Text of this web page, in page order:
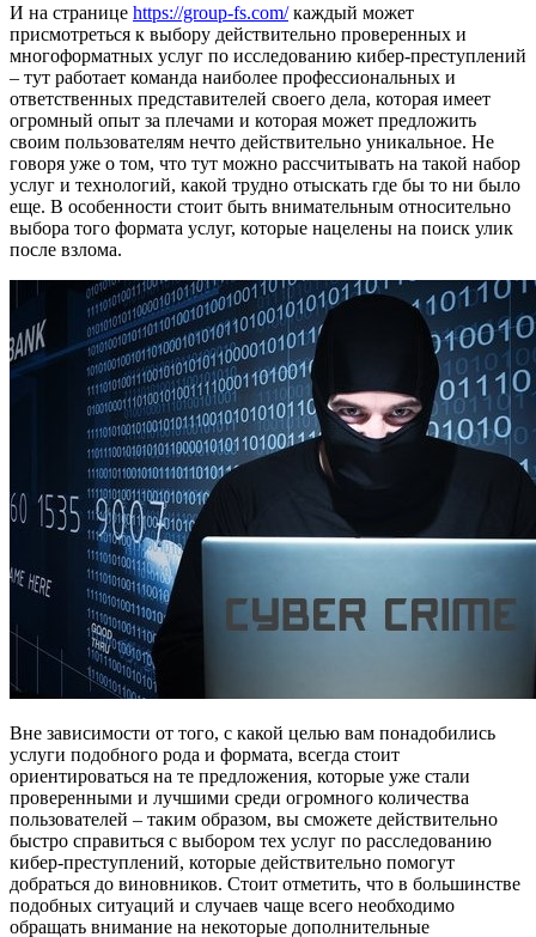
И на странице https://group-fs.com/каждый может
присмотреться к выбору действительно проверенных и
многоформатных услуг по исследованию кибер-преступлений
– тут работает команда наиболее профессиональных и
ответственных представителей своего дела, которая имеет
огромный опыт за плечами и которая может предложить
своим пользователям нечто действительно уникальное. Не
говоря уже о том, что тут можно рассчитывать на такой набор
услуг и технологий, какой трудно отыскать где бы то ни было
еще. В особенности стоит быть внимательным относительно
выбора того формата услуг, которые нацелены на поиск улик
после взлома.
Вне зависимости от того, с какой целью вам понадобились
услуги подобного рода и формата, всегда стоит
ориентироваться на те предложения, которые уже стали
проверенными и лучшими среди огромного количества
пользователей – таким образом, вы сможете действительно
быстро справиться с выбором тех услуг по расследованию
кибер-преступлений, которые действительно помогут
добраться до виновников. Стоит отметить, что в большинстве
подобных ситуаций и случаев чаще всего необходимо
обращать внимание на некоторые дополнительные